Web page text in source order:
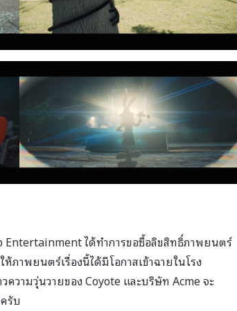
ได้ทำการขอซื้อลิขสิทธิ์ภาพยนตร์
ภาพยนตร์เรื่องนี้ได้มีโอกาสเข้าฉายในโรง
ความวุ่นวายของ Coyote และบริษัท Acme จะ
รับ